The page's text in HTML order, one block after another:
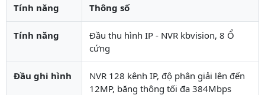
Tính năng Thông số
Tính năng
Đầu thu hình IP - NVR kbvision, 8 Ổ
cứng
Đầu ghi hình
NVR 128 kênh IP, độ phân giải lên đến
12MP, băng thông tối đa 384Mbps